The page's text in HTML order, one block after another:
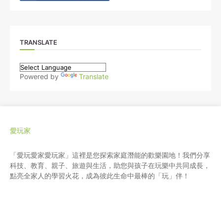
TRANSLATE
Powered by Translate
愛玩家
「愛玩愛家愛玩家」這裡是您探索家庭潛能的歡樂園地！我們分享
科技、教育、親子、旅遊與生活，助您與孩子在玩樂中共同成長，
點亮全家人的學習火花，成為彼此生命中最棒的「玩」伴！